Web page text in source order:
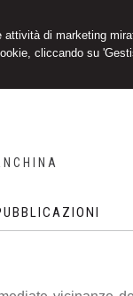
di marketing
cliccando su